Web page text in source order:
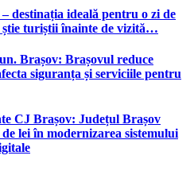
destinația ideală pentru o zi de
turiștii înainte de vizită…
Brașov: Brașovul reduce
siguranța și serviciile pentru
CJ Brașov: Județul Brașov
de lei în modernizarea sistemului